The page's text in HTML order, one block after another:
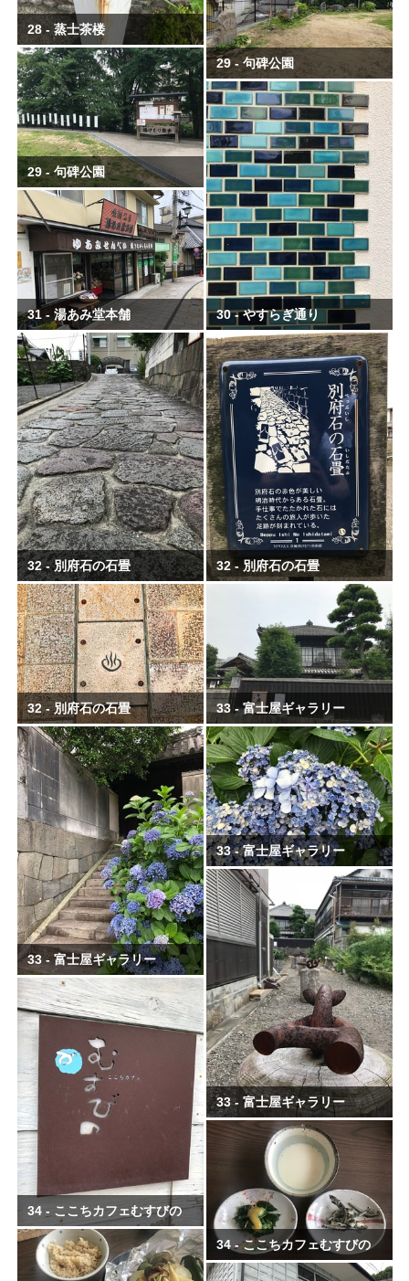
28 - 蒸士茶楼
29 - 句碑公園
29 - 句碑公園
30 - やすらぎ通り
31 - 湯あみ堂本舗
32 - 別府石の石畳 32 - 別府石の石畳
32 - 別府石の石畳 33 - 富士屋ギャラリー
33 - 富士屋ギャラリー
33 - 富士屋ギャラリー
33 - 富士屋ギャラリー
34 - ここちカフェむすびの
34 - ここちカフェむすびの